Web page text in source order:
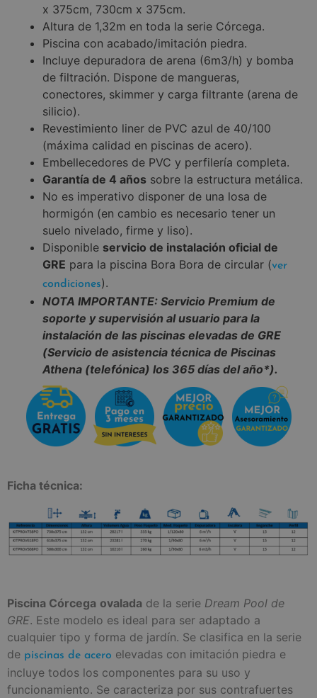
x 375cm, 730cm x 375cm.
Altura de 1,32m en toda la serie Córcega.
Piscina con acabado/imitación piedra.
Incluye depuradora de arena (6m3/h) y bomba
de filtración. Dispone de mangueras,
conectores, skimmer y carga filtrante (arena de
silicio).
Revestimiento liner de PVC azul de 40/100
(máxima calidad en piscinas de acero).
Embellecedores de PVC y perfilería completa.
Garantía de 4 años sobre la estructura metálica.
No es imperativo disponer de una losa de
hormigón (en cambio es necesario tener un
suelo nivelado, firme y liso).
Disponible servicio de instalación oficial de
GRE para la piscina Bora Bora de circular (ver
condiciones).
NOTA IMPORTANTE: Servicio Premium de
soporte y supervisión al usuario para la
instalación de las piscinas elevadas de GRE
(Servicio de asistencia técnica de Piscinas
Athena (telefónica) los 365 días del año*).
Ficha técnica:
Piscina Córcega ovalada de la serie Dream Pool de
GRE. Este modelo es ideal para ser adaptado a
cualquier tipo y forma de jardín. Se clasifica en la serie
de piscinas de acero elevadas con imitación piedra e
incluye todos los componentes para su uso y
funcionamiento. Se caracteriza por sus contrafuertes